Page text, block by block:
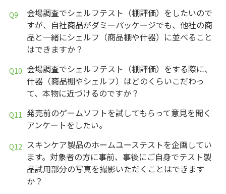
会場調査でシェルフテスト（棚評価）をしたいので
すが、自社商品がダミーパッケージでも、他社の商
品と一緒にシェルフ（商品棚や什器）に並べること
はできますか？
会場調査でシェルフテスト（棚評価）をする際に、
什器（商品棚やシェルフ）はどのくらいこだわっ
て、本物に近づけるのですか？
発売前のゲームソフトを試してもらって意見を聞く
アンケートをしたい。
スキンケア製品のホームユーステストを企画してい
ます。対象者の方に事前、事後にご自身でテスト製
品試用部分の写真を撮影いただくことはできます
か？